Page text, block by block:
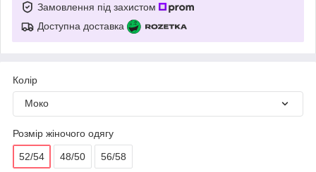
Замовлення під захистом
Доступна доставка
Колір
Моко
Розмір жіночого одягу
52/54 48/50 56/58